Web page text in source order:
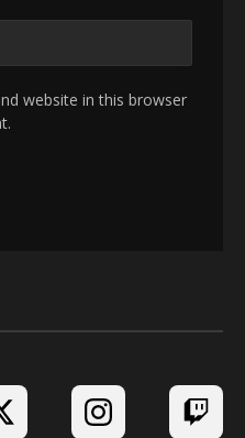
website in this browser